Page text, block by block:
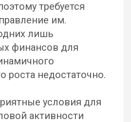
требуется
им.
лишь
финансов для
роста недостаточно.
условия для
активности